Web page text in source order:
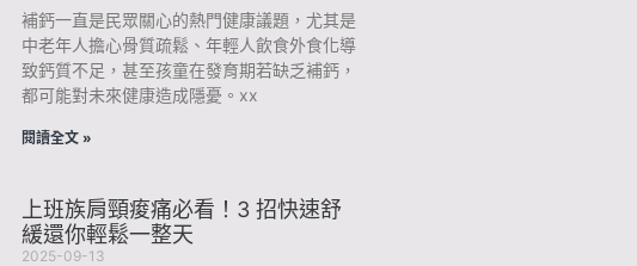
補鈣一直是民眾關心的熱門健康議題，尤其是
中老年人擔心骨質疏鬆、年輕人飲食外食化導
致鈣質不足，甚至孩童在發育期若缺乏補鈣，
都可能對未來健康造成隱憂。xx
閱讀全文 »
上班族肩頸痠痛必看！3 招快速舒
緩還你輕鬆一整天
2025-09-13